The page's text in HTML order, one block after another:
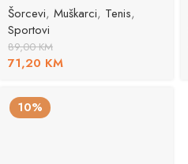
Šorcevi, Muškarci, Tenis,
Sportovi
89,00KM
71,20 KM
10%